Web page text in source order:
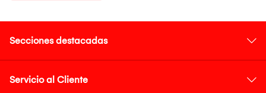
Secciones destacadas
Servicio al Cliente